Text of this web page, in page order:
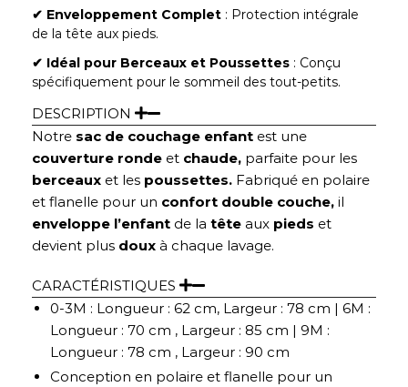
✔︎ Enveloppement Complet : Protection intégrale
de la tête aux pieds.
✔︎ Idéal pour Berceaux et Poussettes : Conçu
spécifiquement pour le sommeil des tout-petits.
DESCRIPTION
Notre sac de couchage enfant est une
couverture ronde et chaude, parfaite pour les
berceaux et les poussettes. Fabriqué en polaire
et flanelle pour un confort double couche, il
enveloppe l’enfant de la tête aux pieds et
devient plus doux à chaque lavage.
CARACTÉRISTIQUES
0-3M : Longueur : 62 cm, Largeur : 78 cm | 6M :
Longueur : 70 cm , Largeur : 85 cm | 9M :
Longueur : 78 cm , Largeur : 90 cm
Conception en polaire et flanelle pour un